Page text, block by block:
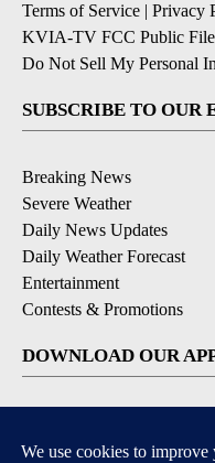
Terms of Service | Privacy
KVIA-TV FCC Public File
Do Not Sell My Personal
SUBSCRIBE TO OUR
Breaking News
Severe Weather
Daily News Updates
Daily Weather Forecast
Entertainment
Contests & Promotions
DOWNLOAD OUR